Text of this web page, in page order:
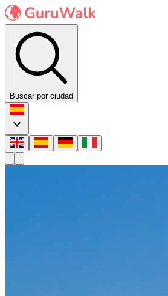
Buscar por ciudad